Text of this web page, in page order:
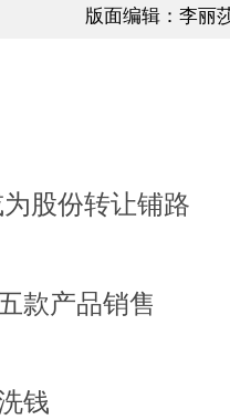
版面编辑：李丽
股份转让铺路
款产品销售
钱